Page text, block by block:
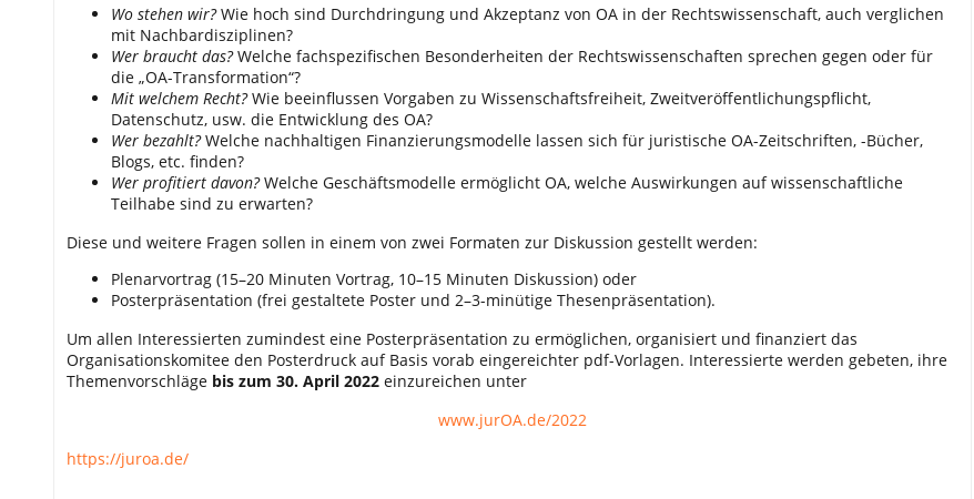
Wo stehen wir?Wie hoch sind Durchdringung und Akzeptanz von OA in der Rechtswissenschaft, auch verglichen
mit Nachbardisziplinen?
Wer braucht das?Welche fachspezifischen Besonderheiten der Rechtswissenschaften sprechen gegen oder für
die „OA-Transformation“?
Mit welchem Recht?Wie beeinflussen Vorgaben zu Wissenschaftsfreiheit, Zweitveröffentlichungspflicht,
Datenschutz, usw. die Entwicklung des OA?
Wer bezahlt?Welche nachhaltigen Finanzierungsmodelle lassen sich für juristische OA-Zeitschriften, -Bücher,
Blogs, etc. finden?
Wer profitiert davon?Welche Geschäftsmodelle ermöglicht OA, welche Auswirkungen auf wissenschaftliche
Teilhabe sind zu erwarten?
Diese und weitere Fragen sollen in einem von zwei Formaten zur Diskussion gestellt werden:
Plenarvortrag (15–20 Minuten Vortrag, 10–15 Minuten Diskussion) oder
Posterpräsentation (frei gestaltete Poster und 2–3-minütige Thesenpräsentation).
Um allen Interessierten zumindest eine Posterpräsentation zu ermöglichen, organisiert und finanziert das
Organisationskomitee den Posterdruck auf Basis vorab eingereichter pdf-Vorlagen. Interessierte werden gebeten, ihre
Themenvorschläge bis zum 30. April 2022 einzureichen unter
www.jurOA.de/2022
https://juroa.de/